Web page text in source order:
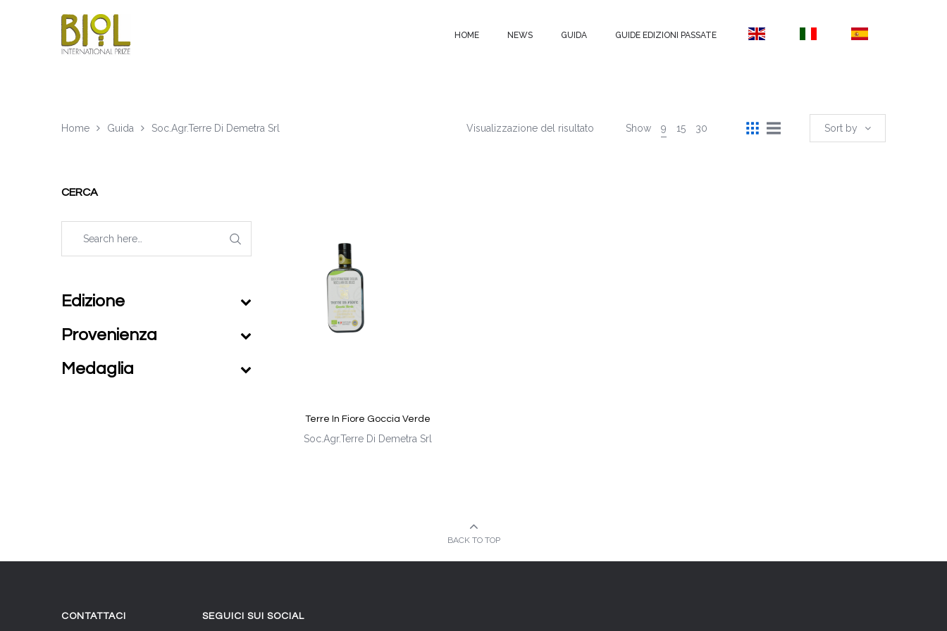
HOME NEWS GUIDA GUIDE EDIZIONI PASSATE
Home Guida Soc.Agr.Terre Di Demetra Srl Sort by
Visualizzazione del risultato Show 9 15 30
Terre In Fiore Goccia Verde
Soc.Agr.Terre Di Demetra Srl
CERCA
Edizione
Provenienza
Medaglia
BACK TO TOP
CONTATTACI SEGUICI SUI SOCIAL